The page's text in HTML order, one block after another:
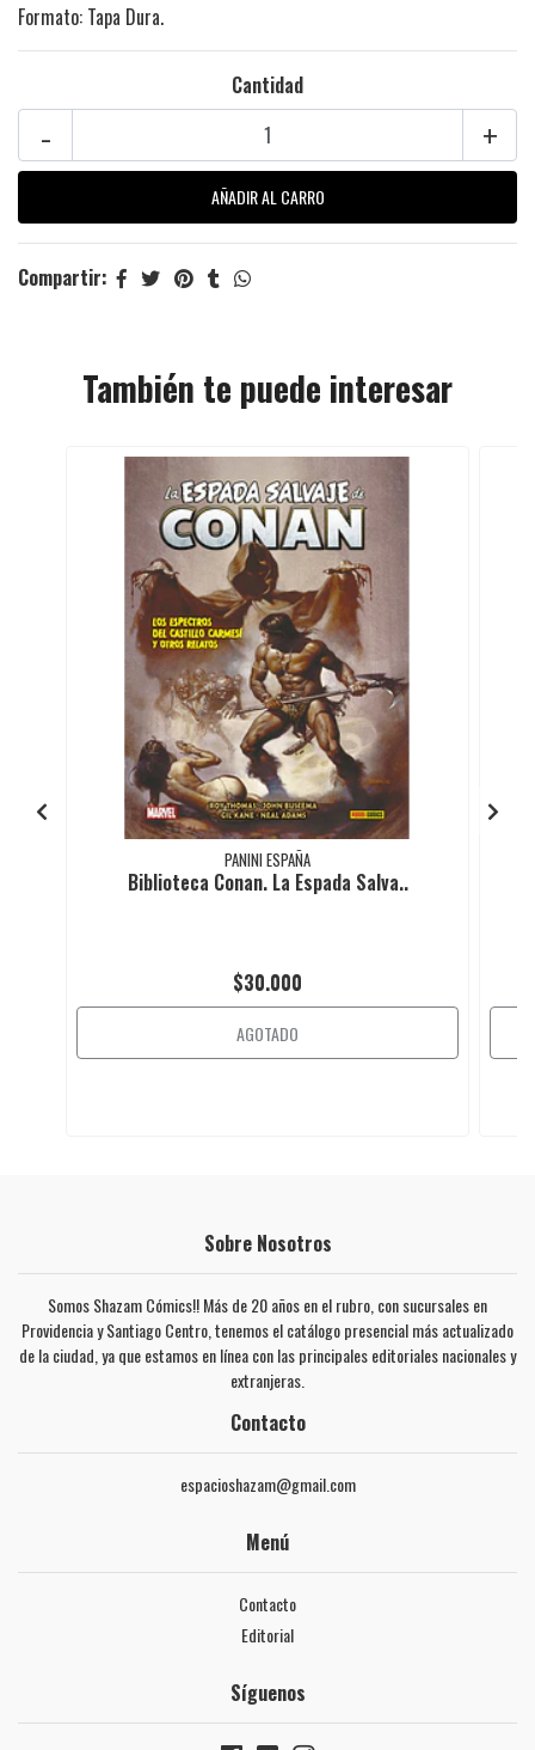
Formato: Tapa Dura.
Cantidad
+
-
Compartir:
También te puede interesar
PANINI ESPAÑA
Biblioteca Conan. La Espada Salva..
$30.000
AGOTADO
Sobre Nosotros
Somos Shazam Cómics!! Más de 20 años en el rubro, con sucursales en
Providencia y Santiago Centro, tenemos el catálogo presencial más actualizado
de la ciudad, ya que estamos en línea con las principales editoriales nacionales y
extranjeras.
Contacto
espacioshazam@gmail.com
Menú
Contacto
Editorial
Síguenos